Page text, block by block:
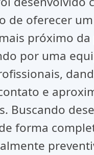
de oferecer
próximo
por uma
e
Buscando
forma